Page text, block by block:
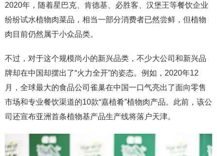
2020年，随着星巴克、肯德基、必胜客、汉堡王等餐饮企业
纷纷试水植物肉菜品，相当一部分消费者已然尝鲜，但植物
肉目前仍然属于小众品类。
不过，对于这个规模尚小的新兴品类，不少大公司和新兴品
牌却在中国却摆出了“火力全开”的姿态。例如，2020年12
月，全球最大的食品公司雀巢在中国一口气亮出了面向零售
市场和专业餐饮渠道的10款“嘉植肴”植物肉产品。此前，该公
司还宣布亚洲首条植物基产品生产线将落户天津。